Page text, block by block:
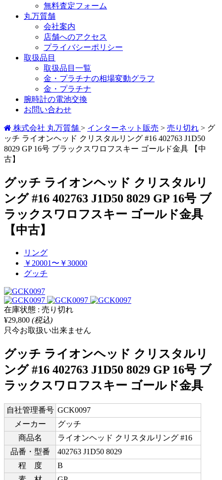
無料査定フォーム
丸万質舗
会社案内
店舗へのアクセス
プライバシーポリシー
取扱品目
取扱品目一覧
金・プラチナの相場変動グラフ
金・プラチナ
腕時計の電池交換
お問い合わせ
株式会社 丸万質舗 > インターネット販売 > 売り切れ > グ
ッチ ライオンヘッド クリスタルリング #16 402763 J1D50
8029 GP 16号 ブラックスワロフスキー ゴールド金具 【中
古】
グッチ ライオンヘッド クリスタルリ
ング #16 402763 J1D50 8029 GP 16号 ブ
ラックスワロフスキー ゴールド金具
【中古】
リング
￥20001〜￥30000
グッチ
在庫状態 : 売り切れ
¥29,800 (税込)
只今お取扱い出来ません
グッチ ライオンヘッド クリスタルリ
ング #16 402763 J1D50 8029 GP 16号 ブ
ラックスワロフスキー ゴールド金具
自社管理番号 GCK0097
メーカー
グッチ
商品名
ライオンヘッド クリスタルリング #16
品番・型番
402763 J1D50 8029
程 度
B